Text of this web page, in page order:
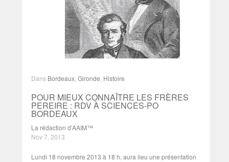
Dans Bordeaux, Gironde Histoire
POUR MIEUX CONNAÎTRE LES FRÈRES
PEREIRE : RDV À SCIENCES-PO
BORDEAUX
La rédaction d’AAIM™
Nov 7, 2013
Lundi 18 novembre 2013 à 18 h, aura lieu une présentation